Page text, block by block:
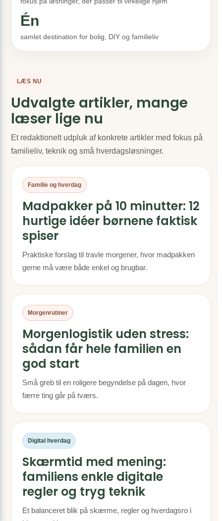
Én
samlet destination for bolig, DIY og familieliv
LÆS NU
Udvalgte artikler, mange
læser lige nu
Et redaktionelt udpluk af konkrete artikler med fokus på
familieliv, teknik og små hverdagsløsninger.
Familie og hverdag
Madpakker på 10 minutter: 12
hurtige idéer børnene faktisk
spiser
Praktiske forslag til travle morgener, hvor madpakken
gerne må være både enkel og brugbar.
Morgenrutiner
Morgenlogistik uden stress:
sådan får hele familien en
god start
Små greb til en roligere begyndelse på dagen, hvor
færre ting går på tværs.
Digital hverdag
Skærmtid med mening:
familiens enkle digitale
regler og tryg teknik
Et balanceret blik på skærme, regler og hverdagsro i